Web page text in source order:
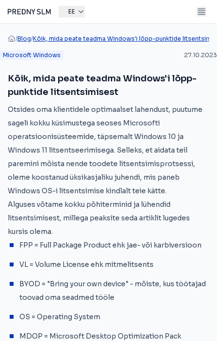
EE
/Blog/Kõik, mida peate teadma Windows'i lõpp-punktide
Microsoft Windows 27.10.2023
Kõik, mida peate teadma Windows'i lõpp-
punktide litsentsimisest
Otsides oma klientidele optimaalset lahendust, puutume
sageli kokku küsimustega seoses Microsofti
operatsioonisüsteemide, täpsemalt Windows 10 ja
Windows 11 litsentseerimisega. Selleks, et aidata teil
paremini mõista nende toodete litsentsimisprotsessi,
oleme koostanud üksikasjaliku juhendi, mis paneb
Windows OS-i litsentsimise kindlalt teie kätte.
Alguses võtame kokku põhiterminid ja lühendid
litsentsimisest, millega peaksite seda artiklit lugedes
kursis olema.
FPP = Full Package Product ehk jae- või karbiversioon
VL = Volume License ehk mitmelitsents
BYOD = "Bring your own device" - mõiste, kus töötajad
toovad oma seadmed tööle
OS = Operating System
MDOP = Microsoft Desktop Optimization Pack